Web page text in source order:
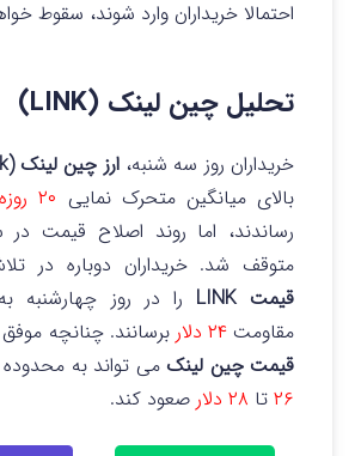
احتمالا خریداران وارد شوند، سقوط
تحلیل چین لینک (LINK)
خریداران روز سه شنبه، ارز چین لینک (chainlink)
بالای میانگین متحرک نمایی ۲۰ روزه (۲۳.۱۳ دلار)
رساندند، اما روند اصلاح قیمت
متوقف شد.خریداران دوباره در
قیمت LINK
را در روز چهارشنبه
مقاومت۲۴ دلار
برسانند. چنانچه
قیمت چین لینک می تواند به
۲۶ تا ۲۸ دلار صعود کند.